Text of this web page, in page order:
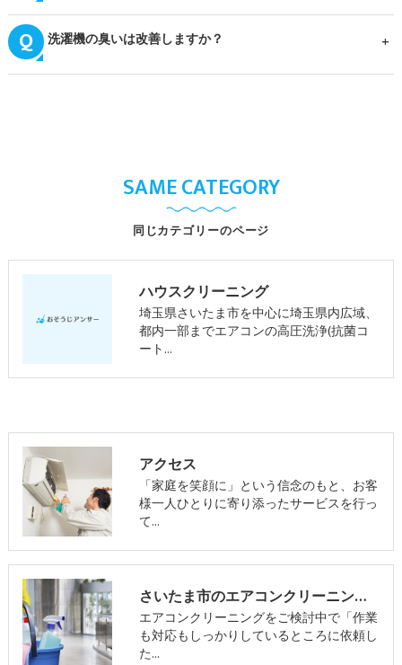
洗濯機の臭いは改善しますか？
同じカテゴリーのページ
SAME CATEGORY
ハウスクリーニング
埼玉県さいたま市を中心に埼玉県内広域、
都内一部までエアコンの高圧洗浄(抗菌コ
ート…
アクセス
「家庭を笑顔に」という信念のもと、お客
様一人ひとりに寄り添ったサービスを行っ
て…
さいたま市のエアコンクリーニング･おそうじアンサーの評判
エアコンクリーニングをご検討中で「作業
も対応もしっかりしているところに依頼し
た…